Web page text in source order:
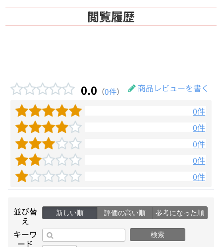
閲覧履歴
0.0 （0件）
商品レビューを書く
0件
0件
0件
0件
0件
並び替
え
新しい順 評価の高い順 参考になった順
キーワ
ード
検索